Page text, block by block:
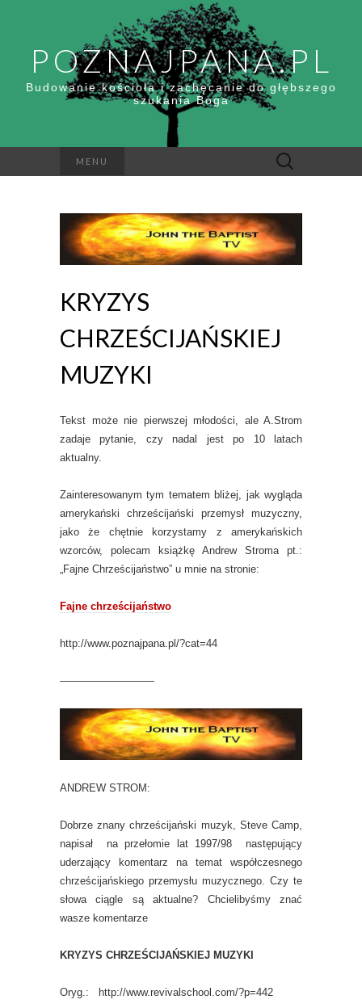
POZNAJPANA.PL
Budowanie kościoła i zachęcanie do głębszego
szukania Boga
MENU Szukaj:
KRYZYS
CHRZEŚCIJAŃSKIEJ
MUZYKI
Tekst może nie pierwszej młodości, ale A.Strom
zadaje pytanie, czy nadal jest po 10 latach
aktualny.
Zainteresowanym tym tematem bliżej, jak wygląda
amerykański chrześcijański przemysł muzyczny,
jako że chętnie korzystamy z amerykańskich
wzorców, polecam książkę Andrew Stroma pt.:
„Fajne Chrześcijaństwo” u mnie na stronie:
Fajne chrześcijaństwo
http://www.poznajpana.pl/?cat=44
—————————
ANDREW STROM:
Dobrze znany chrześcijański muzyk, Steve Camp,
napisał na przełomie lat 1997/98 następujący
uderzający komentarz na temat współczesnego
chrześcijańskiego przemysłu muzycznego. Czy te
słowa ciągle są aktualne? Chcielibyśmy znać
wasze komentarze
KRYZYS CHRZEŚCIJAŃSKIEJ MUZYKI
Oryg.: http://www.revivalschool.com/?p=442